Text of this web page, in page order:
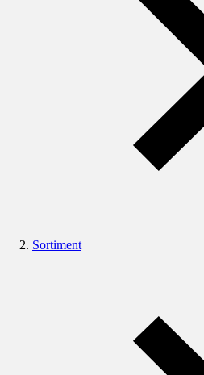
Sortiment